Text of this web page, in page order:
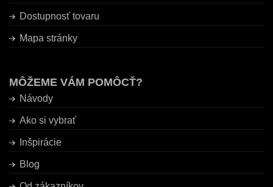
Dostupnosť tovaru
Mapa stránky
MÔŽEME VÁM POMÔCŤ?
Návody
Ako si vybrať
Inšpirácie
Blog